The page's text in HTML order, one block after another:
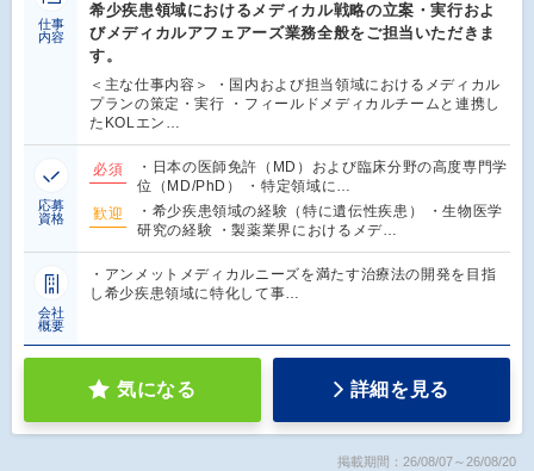
仕事
内容
希少疾患領域におけるメディカル戦略の立案・実行およ
びメディカルアフェアーズ業務全般をご担当いただきま
す。
＜主な仕事内容＞ ・国内および担当領域におけるメディカル
プランの策定・実行 ・フィールドメディカルチームと連携し
たKOLエン…
応募
資格
必須
・日本の医師免許（MD）および臨床分野の高度専門学
位（MD/PhD） ・特定領域に…
歓迎
・希少疾患領域の経験（特に遺伝性疾患） ・生物医学
研究の経験 ・製薬業界におけるメデ…
会社
概要
・アンメットメディカルニーズを満たす治療法の開発を目指
し希少疾患領域に特化して事…
気になる 詳細を見る
掲載期間：26/08/07～26/08/20